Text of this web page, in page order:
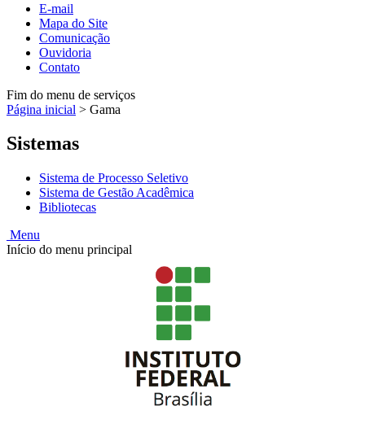
E-mail
Mapa do Site
Comunicação
Ouvidoria
Contato
Fim do menu de serviços
Página inicial > Gama
Sistemas
Sistema de Processo Seletivo
Sistema de Gestão Acadêmica
Bibliotecas
Menu
Início do menu principal